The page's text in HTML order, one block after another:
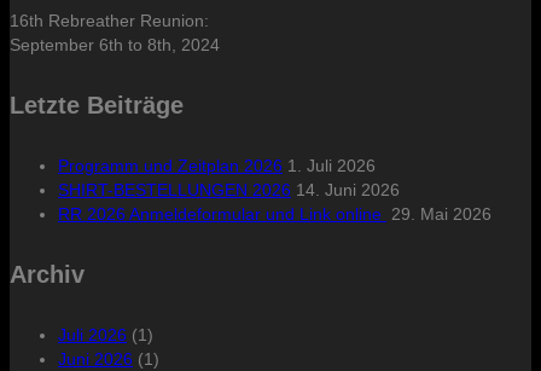
16th Rebreather Reunion:
September 6th to 8th, 2024
Letzte Beiträge
Programm und Zeitplan 2026 1. Juli 2026
SHIRT-BESTELLUNGEN 2026 14. Juni 2026
RR 2026 Anmeldeformular und Link online 29. Mai 2026
Archiv
Juli 2026 (1)
Juni 2026 (1)